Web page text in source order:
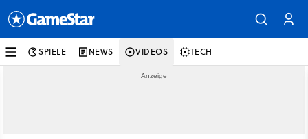
SPIELE NEWS VIDEOS TECH